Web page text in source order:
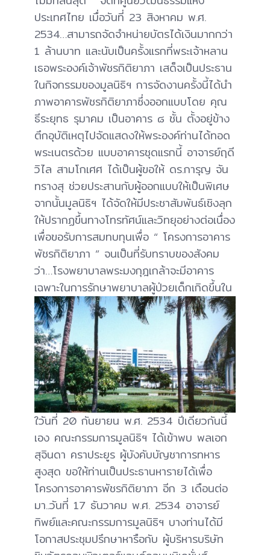
ประเทศไทย เมื่อวันที่ 23 สิงหาคม พ.ศ.
2534…สามารถจัดจำหน่ายบัตรได้เงินมากกว่า
1 ล้านบาท และนับเป็นครั้งแรกที่พระเจ้าหลาน
เธอพระองค์เจ้าพัชรกิติยาภา เสด็จเป็นประธาน
ในกิจกรรมของมูลนิธิฯ การจัดงานครั้งนี้ได้นำ
ภาพอาคารพัชรกิติยาภาซึ่งออกแบบโดย คุณ
ธีระยุทธ รุมาคม เป็นอาคาร ๘ ชั้น ตั้งอยู่ข้าง
ตึกอุบัติเหตุไปจัดแสดงให้พระองค์ท่านได้ทอด
พระเนตรด้วย แบบอาคารชุดแรกนี้ อาจารย์ฤดี
วิไล สามโกเศศ ได้เป็นผู้ขอให้ ดร.การุญ จัน
ทรางสุ ช่วยประสานกับผู้ออกแบบให้เป็นพิเศษ
จากนั้นมูลนิธิฯ ได้จัดให้มีประชาสัมพันธ์เชิงลุก
ให้ปรากฏขึ้นทางโทรทัศน์และวิทยุอย่างต่อเนื่อง
เพื่อขอรับการสมทบทุนเพื่อ “ โครงการอาคาร
พัชรกิติยาภา ” จนเป็นที่รับทราบของสังคม
ว่า…โรงพยาบาลพระมงกุฎเกล้าจะมีอาคาร
เฉพาะในการรักษาพยาบาลผู้ป่วยเด็กเกิดขึ้นใน
ใวันที่ 20 กันยายน พ.ศ. 2534 ปีเดียวกันนี้
เอง คณะกรรมการมูลนิธิฯ ได้เข้าพบ พลเอก
สุจินดา คราประยูร ผู้บังคับบัญชาการทหาร
สูงสุด ขอให้ท่านเป็นประธานหารายได้เพื่อ
โครงการอาคารพัชรกิติยาภา อีก 3 เดือนต่อ
มา..วันที่ 17 ธันวาคม พ.ศ. 2534 อาจารย์
ทิพย์และคณะกรรมการมูลนิธิฯ บางท่านได้มี
โอกาสประชุมปรึกษาหารือกับ ผู้บริหารบริษัท